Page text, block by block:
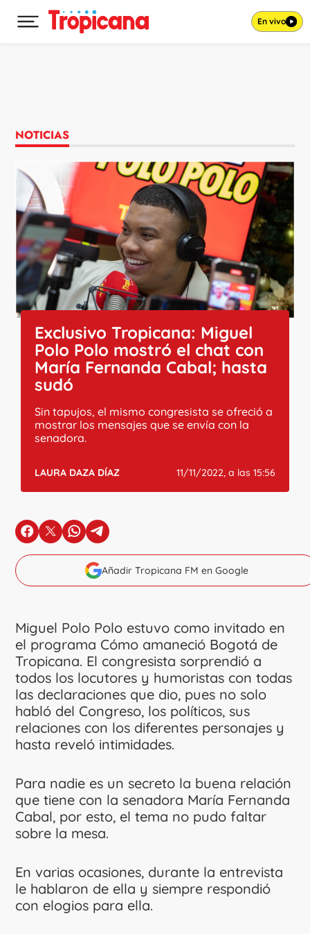
Desplegar menú principal En vivo
NOTICIAS
Exclusivo Tropicana: Miguel
Polo Polo mostró el chat con
María Fernanda Cabal; hasta
sudó
Sin tapujos, el mismo congresista se ofreció a
mostrar los mensajes que se envía con la
senadora.
LAURA DAZA DÍAZ 11/11/2022, a las 15:56
en Facebook
en Xen Whatsapp
en Telegram
Añadir Tropicana FM en Google
Miguel Polo Polo estuvo como invitado en
el programa Cómo amaneció Bogotá de
Tropicana. El congresista sorprendió a
todos los locutores y humoristas con todas
las declaraciones que dio, pues no solo
habló del Congreso, los políticos, sus
relaciones con los diferentes personajes y
hasta reveló intimidades.
Para nadie es un secreto la buena relación
que tiene con la senadora María Fernanda
Cabal, por esto, el tema no pudo faltar
sobre la mesa.
En varias ocasiones, durante la entrevista
le hablaron de ella y siempre respondió
con elogios para ella.